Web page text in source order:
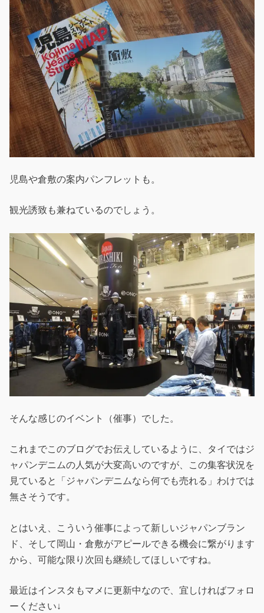
児島や倉敷の案内パンフレットも。
観光誘致も兼ねているのでしょう。
そんな感じのイベント（催事）でした。
これまでこのブログでお伝えしているように、タイではジ
ャパンデニムの人気が大変高いのですが、この集客状況を
見ていると「ジャパンデニムなら何でも売れる」わけでは
無さそうです。
とはいえ、こういう催事によって新しいジャパンブラン
ド、そして岡山・倉敷がアピールできる機会に繋がります
から、可能な限り次回も継続してほしいですね。
最近はインスタもマメに更新中なので、宜しければフォロ
ーください↓